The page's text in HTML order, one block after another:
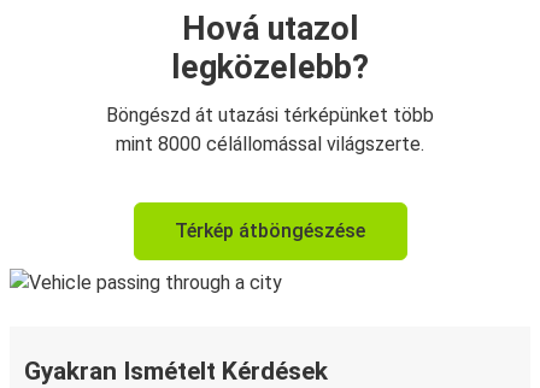
Hová utazol
legközelebb?
Böngészd át utazási térképünket több
mint 8000 célállomással világszerte.
Térkép átböngészése
Gyakran Ismételt Kérdések